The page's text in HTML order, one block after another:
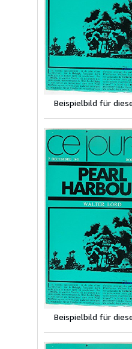
Beispielbild für
Beispielbild für